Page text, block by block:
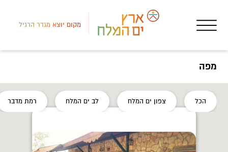
מקום יוצא מגדר הרגיל
מפה
הכל צפון ים המלח לב ים המלח רמת מדבר